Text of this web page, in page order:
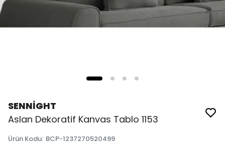
SENNİGHT
Aslan Dekoratif Kanvas Tablo 1153
Ürün Kodu: BCP-1237270520499